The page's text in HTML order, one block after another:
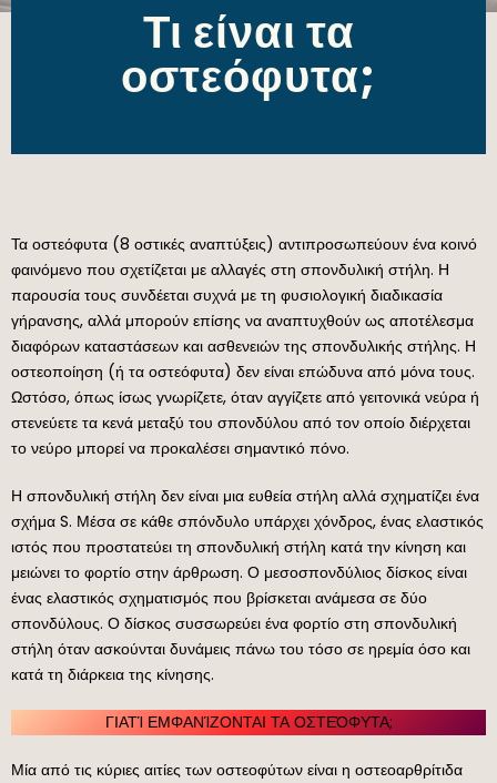
Τι είναι τα
οστεόφυτα;
Τα οστεόφυτα (8 οστικές αναπτύξεις) αντιπροσωπεύουν ένα κοινό
φαινόμενο που σχετίζεται με αλλαγές στη σπονδυλική στήλη. Η
παρουσία τους συνδέεται συχνά με τη φυσιολογική διαδικασία
γήρανσης, αλλά μπορούν επίσης να αναπτυχθούν ως αποτέλεσμα
διαφόρων καταστάσεων και ασθενειών της σπονδυλικής στήλης. Η
οστεοποίηση (ή τα οστεόφυτα) δεν είναι επώδυνα από μόνα τους.
Ωστόσο, όπως ίσως γνωρίζετε, όταν αγγίζετε από γειτονικά νεύρα ή
στενεύετε τα κενά μεταξύ του σπονδύλου από τον οποίο διέρχεται
το νεύρο μπορεί να προκαλέσει σημαντικό πόνο.
Η σπονδυλική στήλη δεν είναι μια ευθεία στήλη αλλά σχηματίζει ένα
σχήμα S. Μέσα σε κάθε σπόνδυλο υπάρχει χόνδρος, ένας ελαστικός
ιστός που προστατεύει τη σπονδυλική στήλη κατά την κίνηση και
μειώνει το φορτίο στην άρθρωση. Ο μεσοσπονδύλιος δίσκος είναι
ένας ελαστικός σχηματισμός που βρίσκεται ανάμεσα σε δύο
σπονδύλους. Ο δίσκος συσσωρεύει ένα φορτίο στη σπονδυλική
στήλη όταν ασκούνται δυνάμεις πάνω του τόσο σε ηρεμία όσο και
κατά τη διάρκεια της κίνησης.
ΓΙΑΤΊ ΕΜΦΑΝΊΖΟΝΤΑΙ ΤΑ ΟΣΤΕΌΦΥΤΑ;
Μία από τις κύριες αιτίες των οστεοφύτων είναι η οστεοαρθρίτιδα